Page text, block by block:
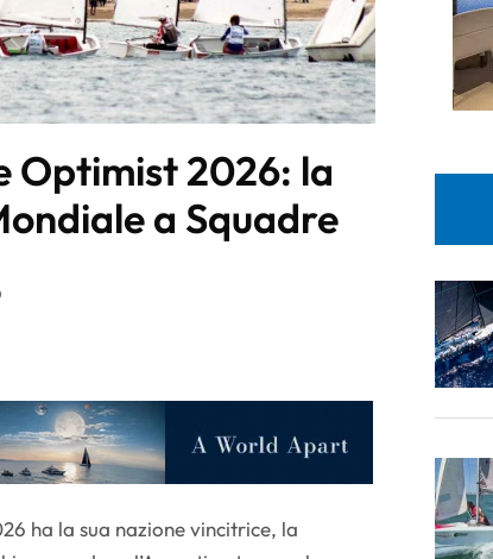
Optimist 2026: la
a Squadre
ha la sua nazione vincitrice, la